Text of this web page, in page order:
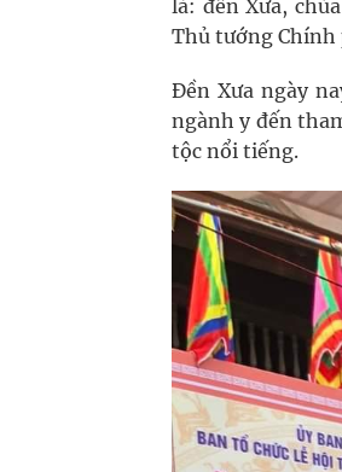
là: đền Xưa,
Thủ tướng Chính
Đền Xưa ngày
ngành y đến
tộc nổi tiếng.